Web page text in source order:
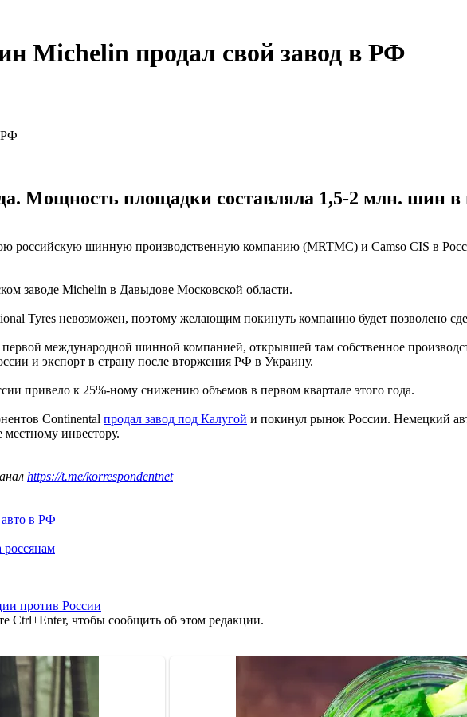
Michelin продал свой завод в РФ
Мощность площадки составляла 1,5-2 млн. шин в
российскую шинную производственную компанию (MRTMC) и Camso CIS в
заводе Michelin в Давыдове Московской области.
Tyres невозможен, поэтому желающим покинуть компанию будет позволено
первой международной шинной компанией, открывшей там собственное
и экспорт в страну после вторжения РФ в Украину.
привело к 25%-ному снижению объемов в первом квартале этого года.
Continental продал завод под Калугой и покинул рынок России. Немецкий
местному инвестору.
https://t.me/korrespondentnet
авто в РФ
против России
Ctrl+Enter, чтобы сообщить об этом редакции.